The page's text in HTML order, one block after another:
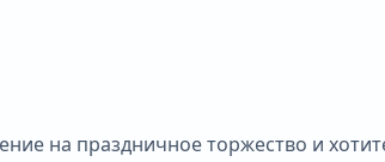
на праздничное торжество и